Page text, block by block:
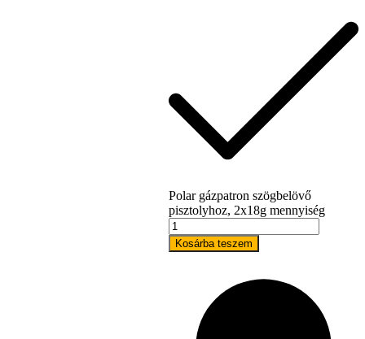
Polar gázpatron szögbelövő
pisztolyhoz, 2x18g mennyiség
Kosárba teszem